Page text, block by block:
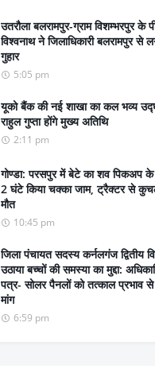
उतरौला बलरामपुर-ग्राम विशम्भरपुर के
विश्वनाथ ने जिलाधिकारी बलरामपुर से
गुहार
5:05 pm
यूको बैंक की नई शाखा का कल भव्य
राहुल गुप्ता होंगे मुख्य अतिथि
2:11 pm
गोण्डा: परसपुर में बेटे का शव पिकअप
2 घंटे किया चक्का जाम, ट्रैक्टर से
मौत
10:45 pm
जिला पंचायत सदस्य कर्नलगंज द्वितीय
उठाया बच्चों की समस्या का मुद्दा:
पत्र- सोलर पैनलों को तत्काल प्रभाव
मांग
6:59 pm